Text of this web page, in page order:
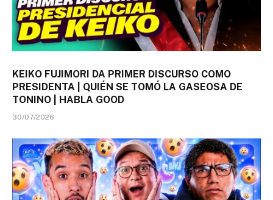
KEIKO FUJIMORI DA PRIMER DISCURSO COMO
PRESIDENTA | QUIÉN SE TOMÓ LA GASEOSA DE
TONINO | HABLA GOOD
30/07/2026